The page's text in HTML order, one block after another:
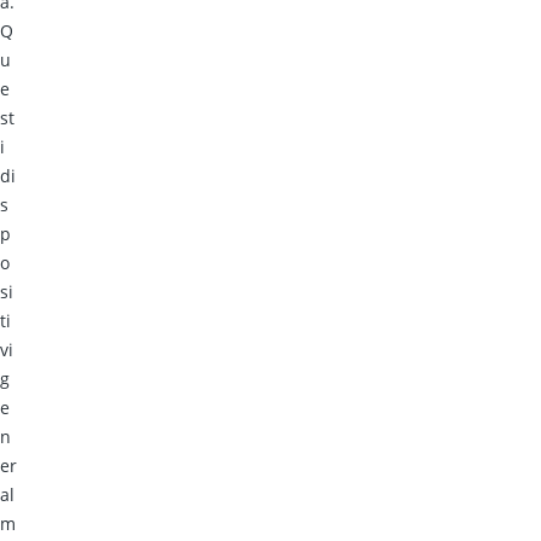
Q
u
e
st
i
di
s
p
o
si
ti
vi
g
e
n
er
al
m